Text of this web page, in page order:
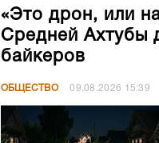
«Это дрон, или
Средней Ахтубы
байкеров
ОБЩЕСТВО 09.08.2026 15:39